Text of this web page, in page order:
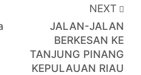
NEXT
JALAN-JALAN
BERKESAN KE
TANJUNG PINANG
KEPULAUAN RIAU